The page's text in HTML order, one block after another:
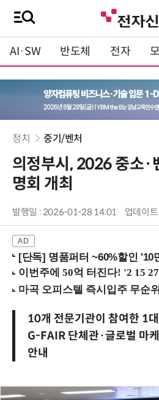
AI·SW 반도체 전자
정치 중기/벤처
의정부시, 2026 중소·
명회 개최
발행일 : 2026-01-28 14:01 업데이
[단독] 명품퍼터 ~60%할인 '10만
10개 전문기관이 참여한 1
G-FAIR 단체관·글로벌 마
안내